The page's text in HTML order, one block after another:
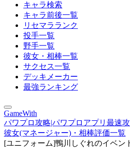
キャラ検索
キャラ前後一覧
リセマラランク
投手一覧
野手一覧
彼女・相棒一覧
サクセス一覧
デッキメーカー
最強ランキング
GameWith
パワプロ攻略|パワプロアプリ最速
彼女(マネージャー)・相棒評価一覧
[ユニフォーム]鴨川しぐれのイベン